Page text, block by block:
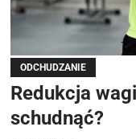
ODCHUDZANIE
Redukcja
schudnąć?